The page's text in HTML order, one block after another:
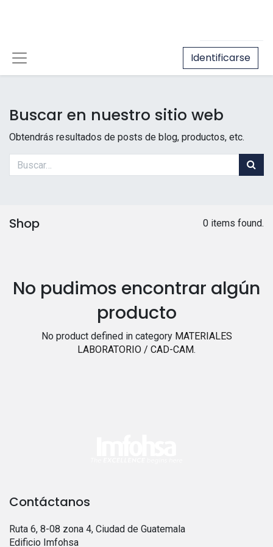
Identificarse
Buscar en nuestro sitio web
Obtendrás resultados de posts de blog, productos, etc.
Shop 0 items found.
No pudimos encontrar algún
producto
No product defined in category MATERIALES
LABORATORIO / CAD-CAM.
Contáctanos
Ruta 6, 8-08 zona 4, Ciudad de Guatemala
Edificio Imfohsa